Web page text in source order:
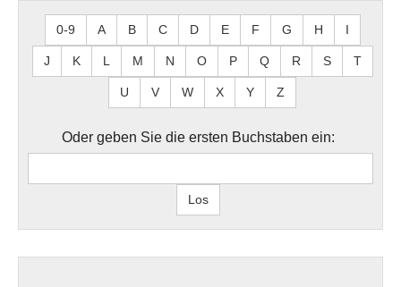
0-9 A B C D E F G H I
J K L M N O P Q R S T
U V W X Y Z
Oder geben Sie die ersten Buchstaben ein: